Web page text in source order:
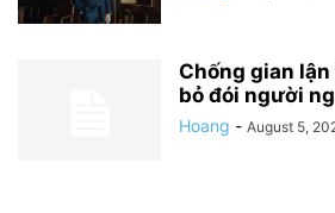
Chống gian
bỏ đói người
Hoang - August 5,